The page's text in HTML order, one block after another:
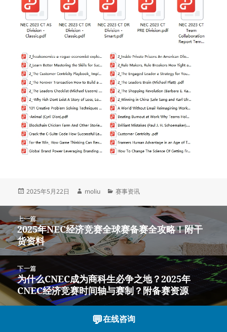
发
于
2025年5月22日
作
moliu
分
赛事资讯
章
导
航
上一篇
上
篇
文
章：
2025年NEC经济竞赛全球赛备赛全攻略！附干
货资料
下一篇
下
篇
文
​​为什么CNEC成为商科生必争之地？​2025年
CNEC经济竞赛​​时间轴与赛制？附备赛资源
💬在线咨询